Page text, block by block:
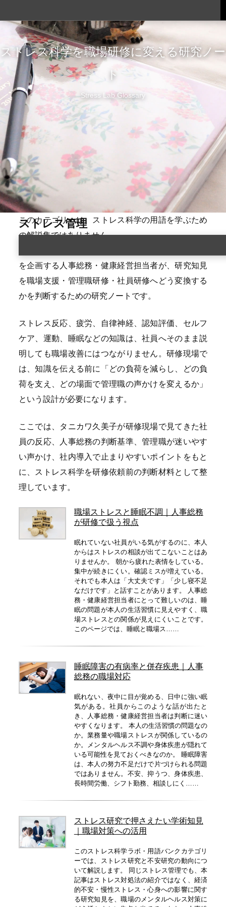
ストレス科学を職場研修に変える研究ノー
ト
Stress Lab Glossary
ストレス管理
このカテゴリーは、ストレス科学の用語を学ぶため
の解説集ではありません。
を企画する人事総務・健康経営担当者が、研究知見
を職場支援・管理職研修・社員研修へどう変換する
かを判断するための研究ノートです。
ストレス反応、疲労、自律神経、認知評価、セルフ
ケア、運動、睡眠などの知識は、社員へそのまま説
明しても職場改善にはつながりません。研修現場で
は、知識を伝える前に「どの負荷を減らし、どの負
荷を支え、どの場面で管理職の声かけを変えるか」
という設計が必要になります。
ここでは、タニカワ久美子が研修現場で見てきた社
員の反応、人事総務の判断基準、管理職が迷いやす
い声かけ、社内導入で止まりやすいポイントをもと
に、ストレス科学を研修依頼前の判断材料として整
理しています。
職場ストレスと睡眠不調｜人事総務
が研修で扱う視点
眠れていない社員がいる気がするのに、本人
からはストレスの相談が出てこないことはあ
りませんか。 朝から疲れた表情をしている。
集中が続きにくい。確認ミスが増えている。
それでも本人は「大丈夫です」「少し寝不足
なだけです」と話すことがあります。 人事総
務・健康経営担当者にとって難しいのは、睡
眠の問題が本人の生活習慣に見えやすく、職
場ストレスとの関係が見えにくいことです。
このページでは、睡眠と職場ス……
睡眠障害の有病率と併存疾患｜人事
総務の職場対応
眠れない、夜中に目が覚める、日中に強い眠
気がある。社員からこのような話が出たと
き、人事総務・健康経営担当者は判断に迷い
やすくなります。 本人の生活習慣の問題なの
か。業務量や職場ストレスが関係しているの
か。メンタルヘルス不調や身体疾患が隠れて
いる可能性を見ておくべきなのか。 睡眠障害
は、本人の努力不足だけで片づけられる問題
ではありません。不安、抑うつ、身体疾患、
長時間労働、シフト勤務、相談しにく……
ストレス研究で押さえたい学術知見
｜職場対策への活用
このストレス科学ラボ・用語バンクカテゴリ
ーでは、ストレス研究と不安研究の動向につ
いて解説します。 同じストレス管理でも、本
記事はストレス対処法の紹介ではなく、経済
的不安・慢性ストレス・心身への影響に関す
る研究知見を、職場のメンタルヘルス対策に